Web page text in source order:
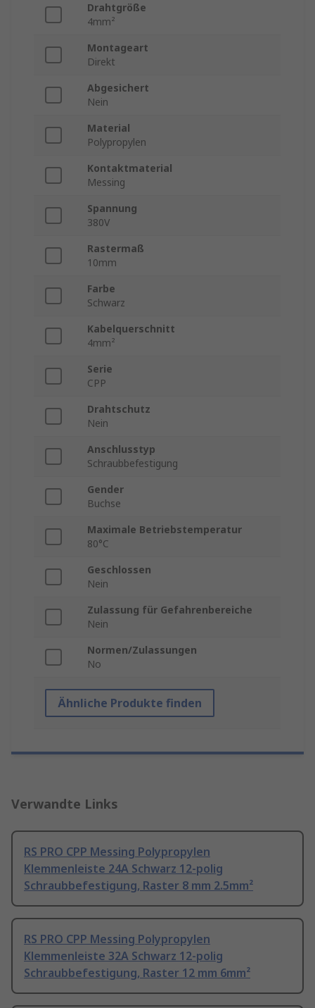
Drahtgröße
4mm²
Montageart
Direkt
Abgesichert
Nein
Material
Polypropylen
Kontaktmaterial
Messing
Spannung
380V
Rastermaß
10mm
Farbe
Schwarz
Kabelquerschnitt
4mm²
Serie
CPP
Drahtschutz
Nein
Anschlusstyp
Schraubbefestigung
Gender
Buchse
Maximale Betriebstemperatur
80°C
Geschlossen
Nein
Zulassung für Gefahrenbereiche
Nein
Normen/Zulassungen
No
Ähnliche Produkte finden
Verwandte Links
RS PRO CPP Messing Polypropylen
Klemmenleiste 24A Schwarz 12-polig
Schraubbefestigung, Raster 8 mm 2.5mm²
RS PRO CPP Messing Polypropylen
Klemmenleiste 32A Schwarz 12-polig
Schraubbefestigung, Raster 12 mm 6mm²